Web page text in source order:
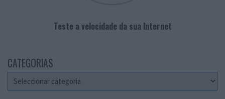
Teste a velocidade da sua Internet
CATEGORIAS
Categorias